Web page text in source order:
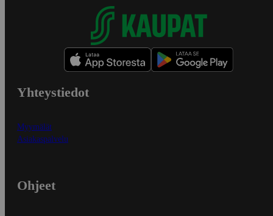
Yhteystiedot
Myymälät
Asiakaspalvelu
Ohjeet